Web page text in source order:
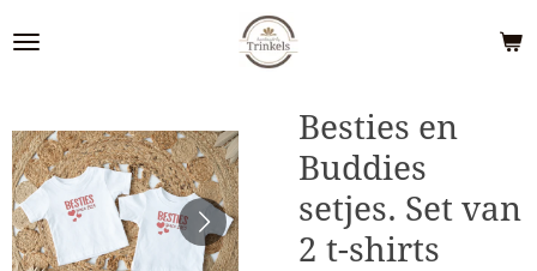
direct
hoofdinhoud
Besties en
Buddies
setjes. Set van
2 t-shirts